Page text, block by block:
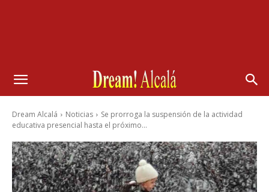
Dream Alcalá Noticias
Se prorroga la suspensión de la actividad
educativa presencial hasta el próximo...